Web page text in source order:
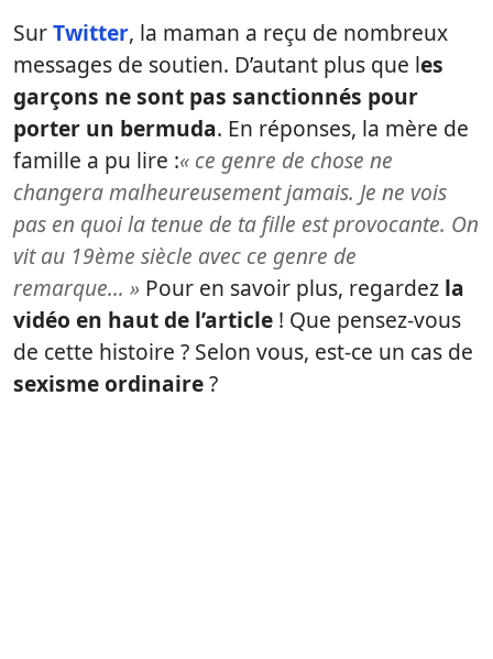
SurTwitter, la maman a reçu de nombreux
messages de soutien. D’autant plus que les
garçons ne sont pas sanctionnés pour
porter un bermuda. En réponses, la mère de
famille a pu lire :« ce genre de chose ne
changera malheureusement jamais. Je ne vois
pas en quoi la tenue de ta fille est provocante. On
vit au 19ème siècle avec ce genre de
remarque… » Pour en savoir plus, regardez la
vidéo en haut de l’article ! Que pensez-vous
de cette histoire ? Selon vous, est-ce un cas de
sexisme ordinaire?